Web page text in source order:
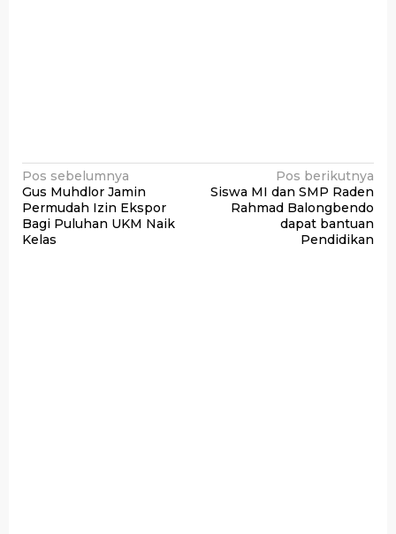
Navigasi
pos
Pos sebelumnya
Gus Muhdlor Jamin
Permudah Izin Ekspor
Bagi Puluhan UKM Naik
Kelas
Pos berikutnya
Siswa MI dan SMP Raden
Rahmad Balongbendo
dapat bantuan
Pendidikan